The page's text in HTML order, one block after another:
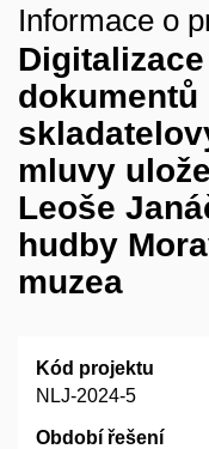
Informace o
dokumentů
mluvy
Leoše
hudby
muzea
Kód projektu
NLJ-2024-5
Období řešení